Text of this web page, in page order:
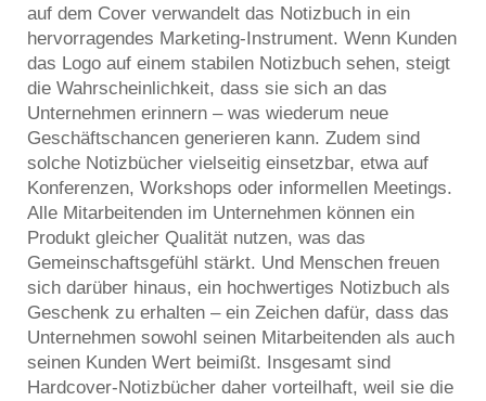
auf dem Cover verwandelt das Notizbuch in ein
hervorragendes Marketing-Instrument. Wenn Kunden
das Logo auf einem stabilen Notizbuch sehen, steigt
die Wahrscheinlichkeit, dass sie sich an das
Unternehmen erinnern – was wiederum neue
Geschäftschancen generieren kann. Zudem sind
solche Notizbücher vielseitig einsetzbar, etwa auf
Konferenzen, Workshops oder informellen Meetings.
Alle Mitarbeitenden im Unternehmen können ein
Produkt gleicher Qualität nutzen, was das
Gemeinschaftsgefühl stärkt. Und Menschen freuen
sich darüber hinaus, ein hochwertiges Notizbuch als
Geschenk zu erhalten – ein Zeichen dafür, dass das
Unternehmen sowohl seinen Mitarbeitenden als auch
seinen Kunden Wert beimißt. Insgesamt sind
Hardcover-Notizbücher daher vorteilhaft, weil sie die